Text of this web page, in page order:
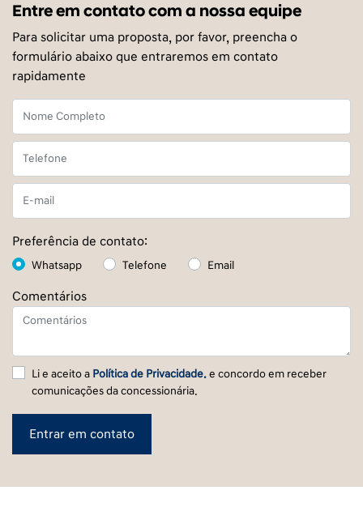
Entre em contato com a nossa equipe
Para solicitar uma proposta, por favor, preencha o
formulário abaixo que entraremos em contato
rapidamente
Preferência de contato:
Whatsapp Telefone Email
Comentários
Li e aceito a Política de Privacidade.e concordo em receber
comunicações da concessionária.
Entrar em contato